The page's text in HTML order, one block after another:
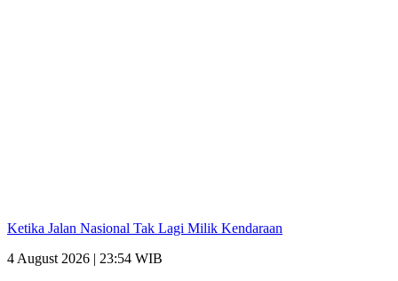
Ketika Jalan Nasional Tak Lagi Milik Kendaraan
4 August 2026 | 23:54 WIB